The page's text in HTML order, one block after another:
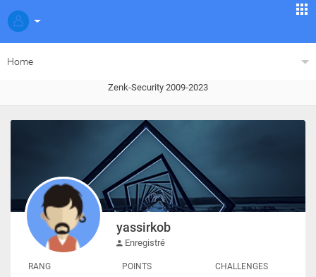
Home
Zenk-Security 2009-2023
yassirkob
Enregistré
RANG POINTS CHALLENGES